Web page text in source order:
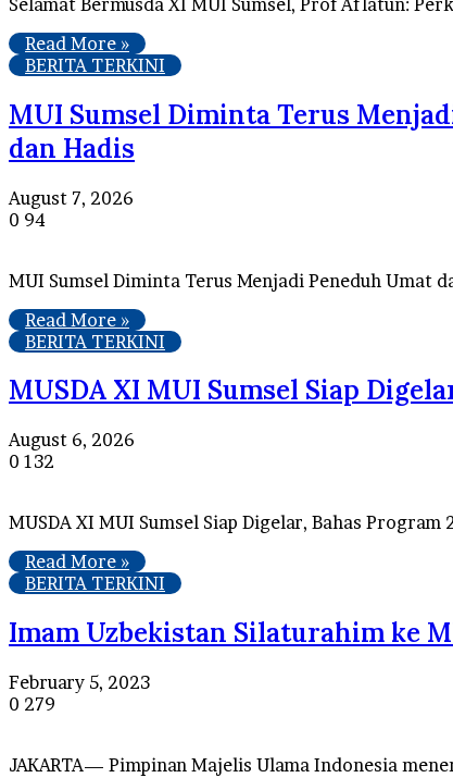
Read More »
BERITA TERKINI
MUI Sumsel Diminta Terus
dan Hadis
August 7, 2026
0 94
MUI Sumsel Diminta Terus Menjadi Peneduh Umat
Read More »
BERITA TERKINI
MUSDA XI MUI Sumsel Siap
August 6, 2026
0 132
MUSDA XI MUI Sumsel Siap Digelar, Bahas
Read More »
BERITA TERKINI
Imam Uzbekistan Silaturahim ke
February 5, 2023
0 279
JAKARTA— Pimpinan Majelis Ulama Indonesia